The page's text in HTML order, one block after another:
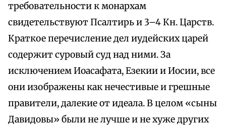
требовательности к монархам
свидетельствуют Псалтирь и 3–4 Кн. Царств.
Краткое перечисление дел иудейских царей
содержит суровый суд над ними. За
исключением Иоасафата, Езекии и Иосии, все
они изображены как нечестивые и грешные
правители, далекие от идеала. В целом «сыны
Давидовы» были не лучше и не хуже других